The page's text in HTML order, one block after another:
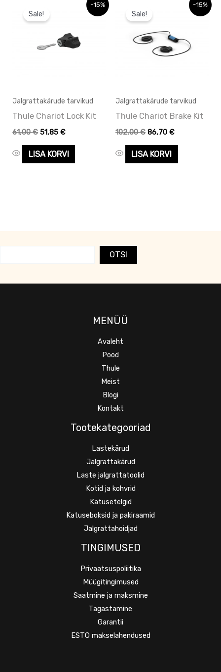
-15%
Sale!
Jalgrattakärude tarvikud
Thule Chariot Lock Kit
61,00€
hind
on:
51,85€
LISA KORVI
-15%
Sale!
Jalgrattakärude tarvikud
Thule Chariot Brake Kit
102,00€
hind
on:
86,70 €
LISA KORVI
OTSI
MENÜÜ
Avaleht
Pood
Thule
Meist
Blogi
Kontakt
Tootekategooriad
Lastekärud
Jalgrattakärud
Laste jalgrattatoolid
Kotid ja kohvrid
Katusetelgid
Katuseboksid ja pakiraamid
Jalgrattahoidjad
TINGIMUSED
Privaatsuspoliitika
Müügitingimused
Saatmine ja maksmine
Tagastamine
Garantii
ESTO makselahendused